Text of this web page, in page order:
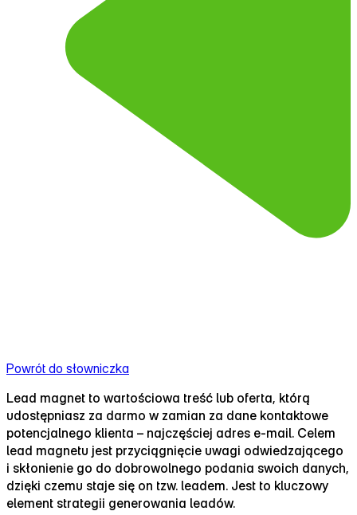
Powrót do słowniczka
Lead magnet to wartościowa treść lub oferta, którą
udostępniasz za darmo w zamian za dane kontaktowe
potencjalnego klienta – najczęściej adres e‑mail. Celem
lead magnetu jest przyciągnięcie uwagi odwiedzającego
i skłonienie go do dobrowolnego podania swoich danych,
dzięki czemu staje się on tzw. leadem. Jest to kluczowy
element strategii generowania leadów.